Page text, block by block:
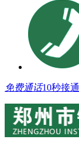
免费通话10秒接通